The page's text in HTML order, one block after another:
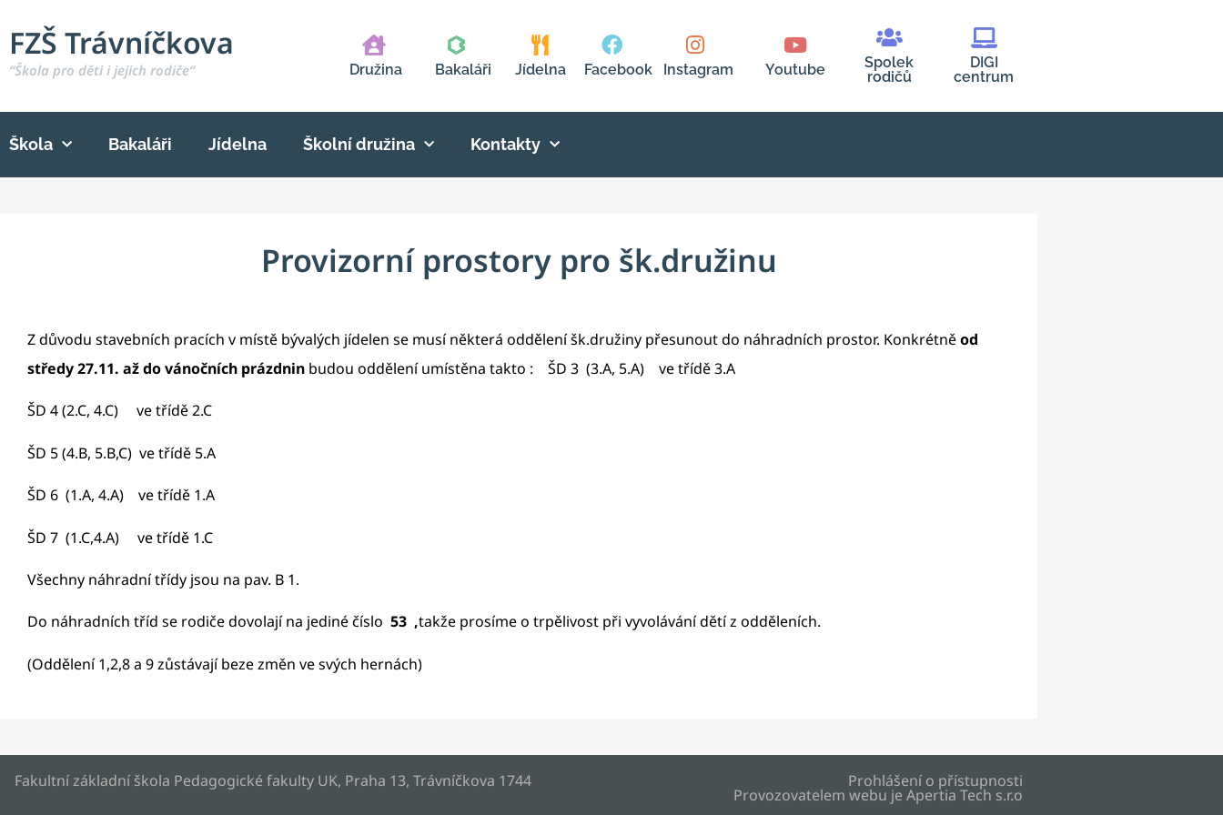
FZŠ Trávníčkova
“Škola pro děti i jejich rodiče“ Družina Bakaláři Jídelna Facebook Instagram Youtube
Spolek
rodičů
DIGI
centrum
Škola Bakaláři Jídelna Školní družina Kontakty
Provizorní prostory pro šk.družinu
Z důvodu stavebních pracích v místě bývalých jídelen se musí některá oddělení šk.družiny přesunout do náhradních prostor. Konkrétněod
středy 27.11. až do vánočních prázdnin budou oddělení umístěna takto : ŠD 3 (3.A, 5.A) ve třídě 3.A
ŠD 4 (2.C, 4.C) ve třídě 2.C
ŠD 5 (4.B, 5.B,C) ve třídě 5.A
ŠD 6 (1.A, 4.A) ve třídě 1.A
ŠD 7 (1.C,4.A) ve třídě 1.C
Všechny náhradní třídy jsou na pav. B 1.
Do náhradních tříd se rodiče dovolají na jediné číslo 53 ,takže prosíme o trpělivost při vyvolávání dětí z odděleních.
(Oddělení 1,2,8 a 9 zůstávají beze změn ve svých hernách)
Fakultní základní škola Pedagogické fakulty UK, Praha 13, Trávníčkova 1744 Prohlášení o přístupnosti
Provozovatelem webu jeApertia Tech s.r.o